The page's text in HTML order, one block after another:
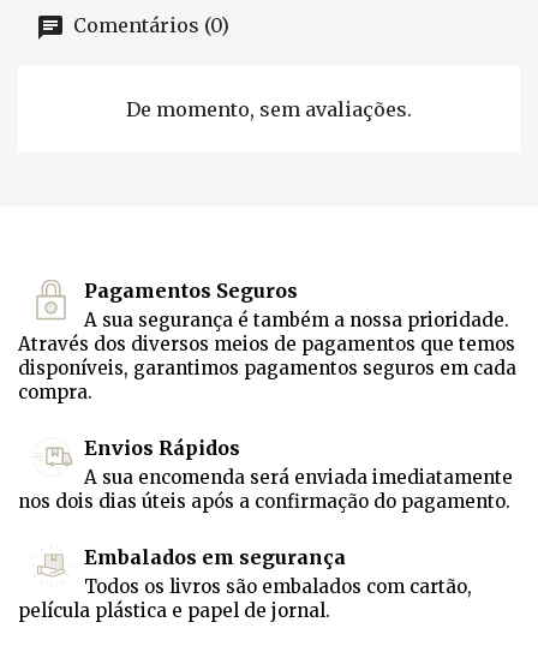
Comentários (0)
De momento, sem avaliações.
Pagamentos Seguros
A sua segurança é também a nossa prioridade.
Através dos diversos meios de pagamentos que temos
disponíveis, garantimos pagamentos seguros em cada
compra.
Envios Rápidos
A sua encomenda será enviada imediatamente
nos dois dias úteis após a confirmação do pagamento.
Embalados em segurança
Todos os livros são embalados com cartão,
película plástica e papel de jornal.